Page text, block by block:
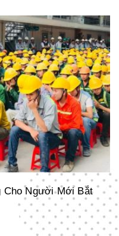
Cho Người Mới Bắt